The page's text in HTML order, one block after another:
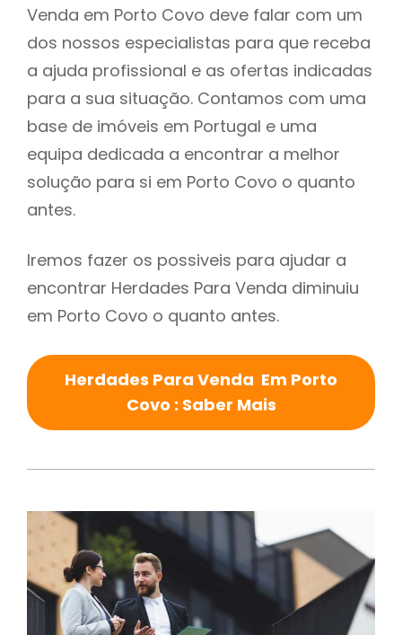
Venda em Porto Covo deve falar com um
dos nossos especialistas para que receba
a ajuda profissional e as ofertas indicadas
para a sua situação. Contamos com uma
base de imóveis em Portugal e uma
equipa dedicada a encontrar a melhor
solução para si em Porto Covo o quanto
antes.
Iremos fazer os possiveis para ajudar a
encontrar Herdades Para Venda diminuiu
em Porto Covo o quanto antes.
Herdades Para Venda Em Porto
Covo : Saber Mais